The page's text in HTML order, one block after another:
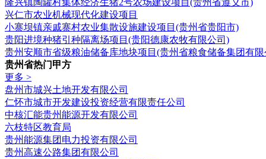
隆兴镇陶罐村集体经济生猪2号农场建设项目(贵州省遵义市)
兴仁市农业机械现代化建设项目
小寨坝镇亲戚寨村农业集散设施建设项目(贵州省贵阳市)
贵阳进境种猪引种隔离场项目(贵阳德康农牧有限公司)
贵州安顺市省级粮油储备库地块项目(贵州省粮食储备集团有
贵州省热门甲方
更多 >
盘州市城兴土地开发有限公司
仁怀市城市开发建设投资经营有限责任公司
中核汇能贵州能源开发有限公司
六枝特区教育局
贵州能源集团电力投资有限公司
贵州高速公路集团有限公司